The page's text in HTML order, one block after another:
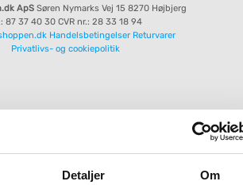
Detaljer Om
ApS Søren Nymarks Vej 15 8270 Højbjerg
87 37 40 30 CVR nr.: 28 33 18 94
Handelsbetingelser Returvarer
Privatlivs- og cookiepolitik